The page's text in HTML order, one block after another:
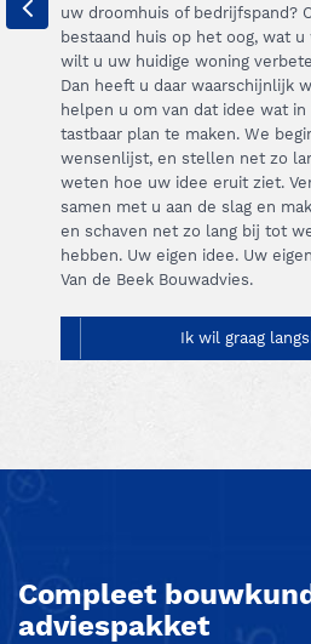
uw droomhuis of bedrijfspand?
bestaand huis op het oog, wat
wilt u uw huidige woning
Dan heeft u daar waarschijnlijk
helpen u om van dat idee wat
tastbaar plan te maken. We
wensenlijst, en stellen net zo
weten hoe uw idee eruit ziet.
samen met u aan de slag en
en schaven net zo lang bij tot
hebben. Uw eigen idee. Uw
Van de Beek Bouwadvies.
Ik wil graag
Compleet
adviespakket